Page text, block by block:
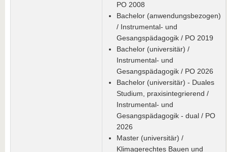
PO 2008
Bachelor (anwendungsbezogen)
/ Instrumental- und
Gesangspädagogik / PO 2019
Bachelor (universitär) /
Instrumental- und
Gesangspädagogik / PO 2026
Bachelor (universitär) - Duales
Studium, praxisintegrierend /
Instrumental- und
Gesangspädagogik - dual / PO
2026
Master (universitär) /
Klimagerechtes Bauen und